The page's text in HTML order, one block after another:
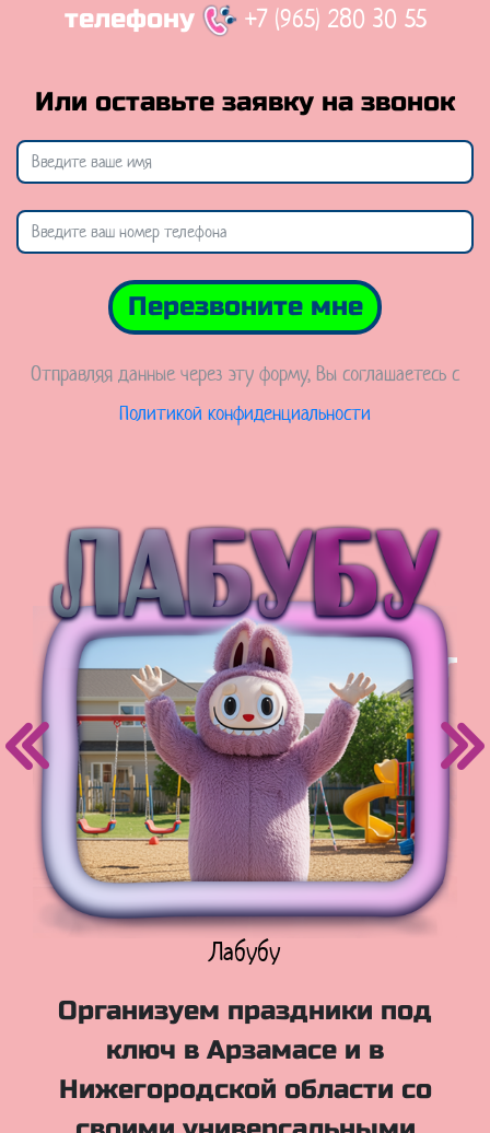
телефону
+7 (965) 280 30 55
Или оставьте заявку на звонок
Перезвоните мне
Отправляя данные через эту форму, Вы соглашаетесь с
Политикой конфиденциальности
Куклы Лол
Организуем праздники под
ключ в Арзамасе и в
Нижегородской области со